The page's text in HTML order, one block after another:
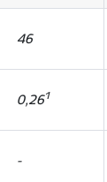
46
0,261
-